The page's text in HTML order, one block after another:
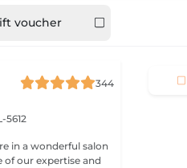
voucher
344
5612
in a wonderful salon